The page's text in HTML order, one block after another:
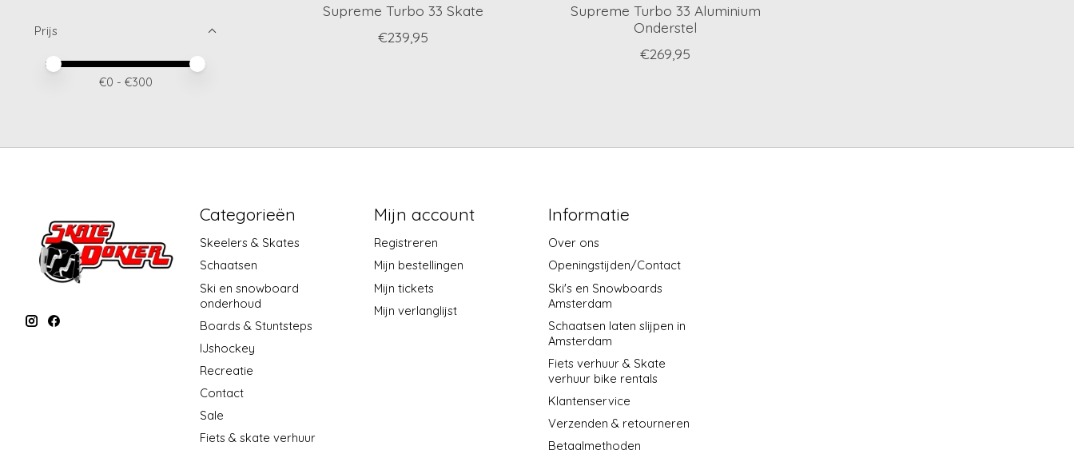
Prijs
Minimale prijswaarde
Price maximum value
€0 - €300
Supreme Turbo 33 Skate
€239,95
Supreme Turbo 33 Aluminium
Onderstel
€269,95
Categorieën
Skeelers & Skates
Schaatsen
Ski en snowboard
onderhoud
Boards & Stuntsteps
IJshockey
Recreatie
Contact
Sale
Fiets & skate verhuur
Mijn account
Registreren
Mijn bestellingen
Mijn tickets
Mijn verlanglijst
Informatie
Over ons
Openingstijden/Contact
Ski's en Snowboards
Amsterdam
Schaatsen laten slijpen in
Amsterdam
Fiets verhuur & Skate
verhuur bike rentals
Klantenservice
Verzenden & retourneren
Betaalmethoden